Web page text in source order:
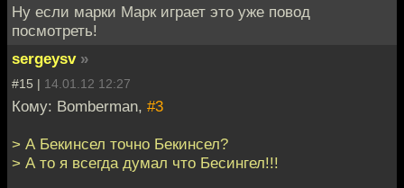
Ну если марки Марк играет это уже повод
посмотреть!
sergeysv »
#15 | 14.01.12 12:27
Кому: Bomberman, #3
> А Бекинсел точно Бекинсел?
> А то я всегда думал что Бесингел!!!